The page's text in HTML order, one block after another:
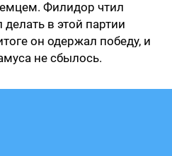
Филидор чтил
в этой партии
он одержал победу, и
не сбылось.